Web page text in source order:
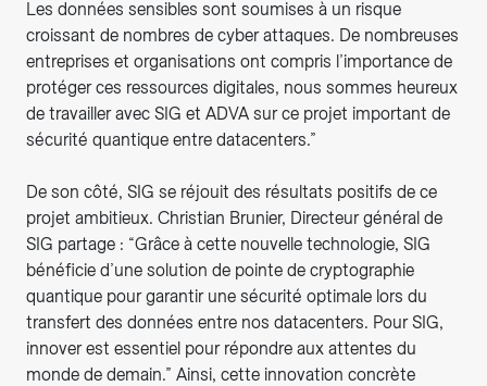
Les données sensibles sont soumises à un risque
croissant de nombres de cyber attaques. De nombreuses
entreprises et organisations ont compris l’importance de
protéger ces ressources digitales, nous sommes heureux
de travailler avec SIG et ADVA sur ce projet important de
sécurité quantique entre datacenters.”
De son côté, SIG se réjouit des résultats positifs de ce
projet ambitieux. Christian Brunier, Directeur général de
SIG partage : “Grâce à cette nouvelle technologie, SIG
bénéficie d’une solution de pointe de cryptographie
quantique pour garantir une sécurité optimale lors du
transfert des données entre nos datacenters. Pour SIG,
innover est essentiel pour répondre aux attentes du
monde de demain.” Ainsi, cette innovation concrète